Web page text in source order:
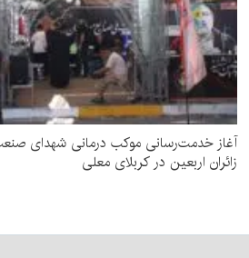
آغاز خدمت‌رسانی موکب درمانی شهدای
زائران اربعین در کربلای معلی